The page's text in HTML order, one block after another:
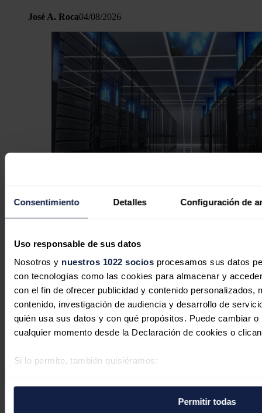
Consentimiento Detalles Configuración de
Uso responsable de sus datos
Nosotros y nuestros 1022 sociosprocesamos sus datos
con tecnologías como las cookies para almacenar y
con el fin de ofrecer publicidad y contenido personalizados,
contenido, investigación de audiencia y desarrollo de
quién usa sus datos y con qué propósitos. Puede cambiar
cualquier momento desde la Declaración de cookies o
Si lo permite, también quisiéramos:
Identificar su dispositivo analizándolo activamente
Permitir todas
José A. Roca04/08/2026
datos en EEUU priorizan sus
proyectos en marcha mientras se
ralentiza la incorporación de nueva
capacidad
José A. Roca31/07/2026
No hay comentarios
Deja tu comentario
campos son obligatorios